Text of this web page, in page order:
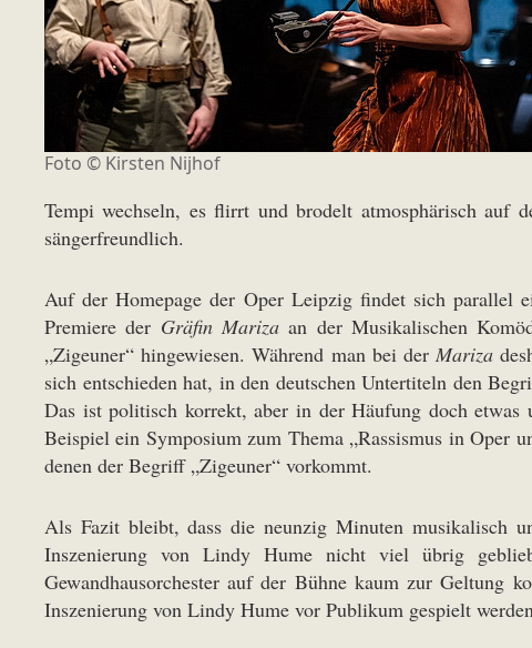
Foto © Kirsten Nijhof
Tempi wechseln, es flirrt und brodelt atmosphärisch auf
sängerfreundlich.
Auf der Homepage der Oper Leipzig findet sich parallel
Premiere der Gräfin Marizaan der Musikalischen
„Zigeuner“ hingewiesen. Während man bei der Mariza
sich entschieden hat, in den deutschen Untertiteln den
Das ist politisch korrekt, aber in der Häufung doch
Beispiel ein Symposium zum Thema „Rassismus in Oper
denen der Begriff „Zigeuner“ vorkommt.
Als Fazit bleibt, dass die neunzig Minuten musikalisch
Inszenierung von Lindy Hume nicht viel übrig
Gewandhausorchester auf der Bühne kaum zur Geltung
Inszenierung von Lindy Hume vor Publikum gespielt